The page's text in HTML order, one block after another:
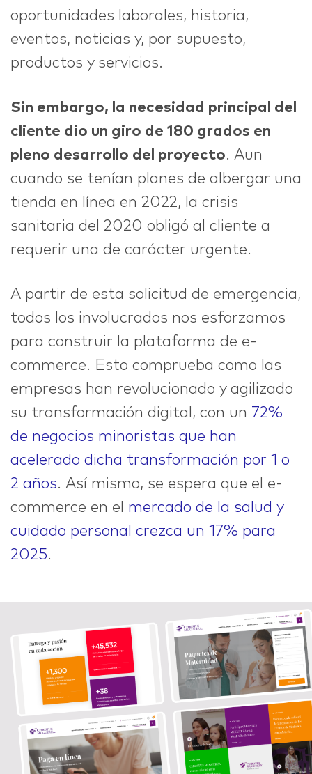
oportunidades laborales, historia,
eventos, noticias y, por supuesto,
productos y servicios​.
Sin embargo, la necesidad principal del
cliente dio un giro de 180 grados en
pleno desarrollo del proyecto. Aun
cuando se tenían planes de albergar una
tienda en línea en 2022, la crisis
sanitaria del 2020 obligó al cliente a
requerir una de carácter urgente.
A partir de esta solicitud de emergencia,
todos los involucrados nos esforzamos
para construir la plataforma de e-
commerce. Esto comprueba como las
empresas han revolucionado y agilizado
su transformación digital, con un 72%
de negocios minoristas que han
acelerado dicha transformación por 1 o
2 años. Así mismo, se espera que el e-
commerce en el mercado de la salud y
cuidado personal crezca un 17% para
2025.